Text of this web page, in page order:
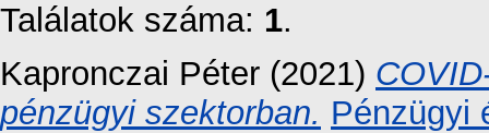
Találatok száma: 1.
Kapronczai Péter (2021)
pénzügyi szektorban. Pénzügyi